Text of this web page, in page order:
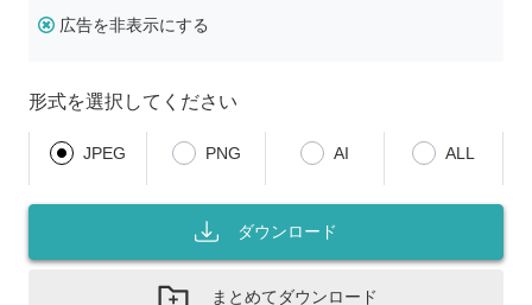
広告を非表示にする
形式を選択してください
JPEG PNG AI ALL
ダウンロード
まとめてダウンロード